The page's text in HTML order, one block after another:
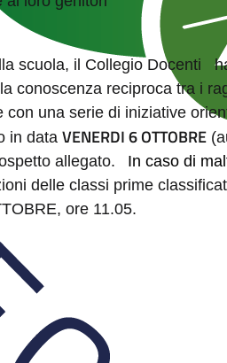
scuola, il Collegio Docenti
conoscenza reciproca tra i
con una serie di iniziative
in dataVENERDI 6 OTTOBRE
allegato.
In caso di
delle classi prime
ore 11.05.